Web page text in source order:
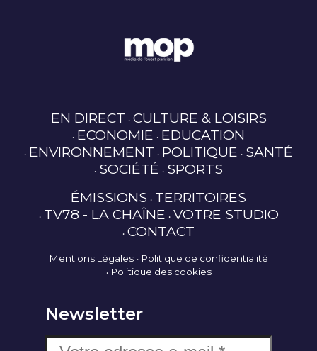
EN DIRECT CULTURE & LOISIRS
ECONOMIE EDUCATION
ENVIRONNEMENT POLITIQUE SANTÉ
SOCIÉTÉ SPORTS
ÉMISSIONS TERRITOIRES
TV78 - LA CHAÎNE VOTRE STUDIO
CONTACT
Mentions Légales
Politique de confidentialité
Politique des cookies
Newsletter